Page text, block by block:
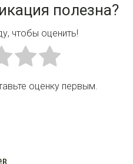
полезна?
чтобы оценить!
оценку первым.